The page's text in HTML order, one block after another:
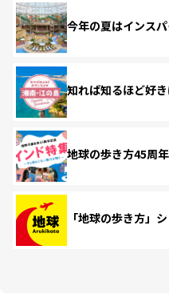
今年の夏はインスパ
知れば知るほど好
地球の歩き方45周
「地球の歩き方」